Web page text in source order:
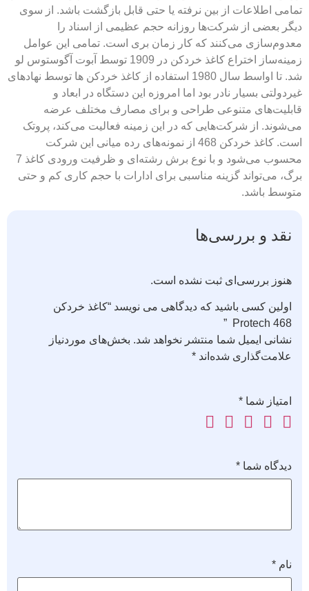
تمامی اطلاعات از بین نرفته یا حتی قابل بازگشت باشد. از سوی
دیگر بعضی از شرکت‌ها روزانه حجم عظیمی از اسناد را
معدوم‌سازی می‌کنند که کار زمان بری است. تمامی این عوامل
زمینه‌ساز اختراع کاغذ خردکن در 1909 توسط آبوت آگوستوس لو
شد. تا اواسط سال 1980 استفاده از کاغذ خردکن ها توسط نهادهای
غیردولتی بسیار نادر بود اما امروزه این دستگاه در ابعاد و
قابلیت‌های متنوعی طراحی و برای مصارف مختلف عرضه
می‌شوند. از شرکت‌هایی که در این زمینه فعالیت می‌کند، پروتک
است. کاغذ خردکن 468 از نمونه‌های رده میانی این شرکت
محسوب می‌شود و با نوع برش رشته‌ای و ظرفیت ورودی کاغذ 7
برگ، می‌تواند گزینه مناسبی برای ادارات با حجم کاری کم و حتی
متوسط باشد.
نقد و بررسی‌ها
هنوز بررسی‌ای ثبت نشده است.
اولین کسی باشید که دیدگاهی می نویسد “کاغذ خردکن
Protech 468 ”
نشانی ایمیل شما منتشر نخواهد شد. بخش‌های موردنیاز
علامت‌گذاری شده‌اند *
امتیاز شما *
دیدگاه شما *
نام *